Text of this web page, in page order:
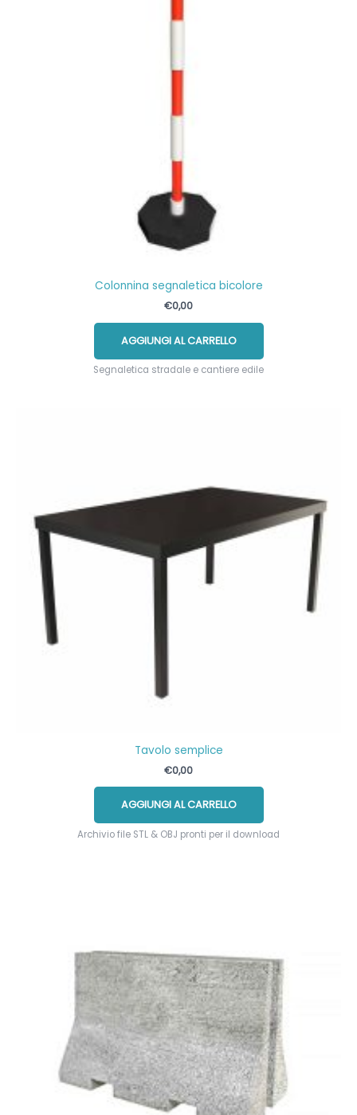
Colonnina segnaletica bicolore
€0,00
AGGIUNGI AL CARRELLO
Segnaletica stradale e cantiere edile
Tavolo semplice
€0,00
AGGIUNGI AL CARRELLO
Archivio file STL & OBJ pronti per il download